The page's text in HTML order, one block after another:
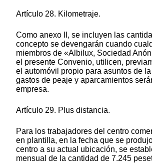
Artículo 28. Kilometraje.
Como anexo II, se incluyen las
concepto se devengarán cuando
miembros de «Albilux, Sociedad
el presente Convenio, utilicen,
el automóvil propio para asuntos de
gastos de peaje y aparcamientos
empresa.
Artículo 29. Plus distancia.
Para los trabajadores del centro
en plantilla, en la fecha que se
centro a su actual ubicación, se
mensual de la cantidad de 7.245